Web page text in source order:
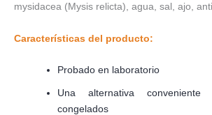
mysidacea (Mysis relicta), agua, sal, ajo,
Características del producto:
Probado en laboratorio
Una alternativa
congelados